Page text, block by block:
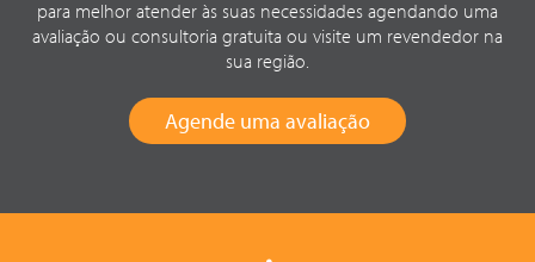
para melhor atender às suas necessidades agendando uma
avaliação ou consultoria gratuita ou visite um revendedor na
sua região.
Agende uma avaliação